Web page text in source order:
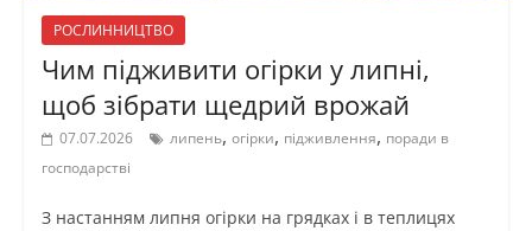
РОСЛИННИЦТВО
Чим підживити огірки у липні,
щоб зібрати щедрий врожай
07.07.2026 липень, огірки, підживлення, поради в
господарстві
З настанням липня огірки на грядках і в теплицях